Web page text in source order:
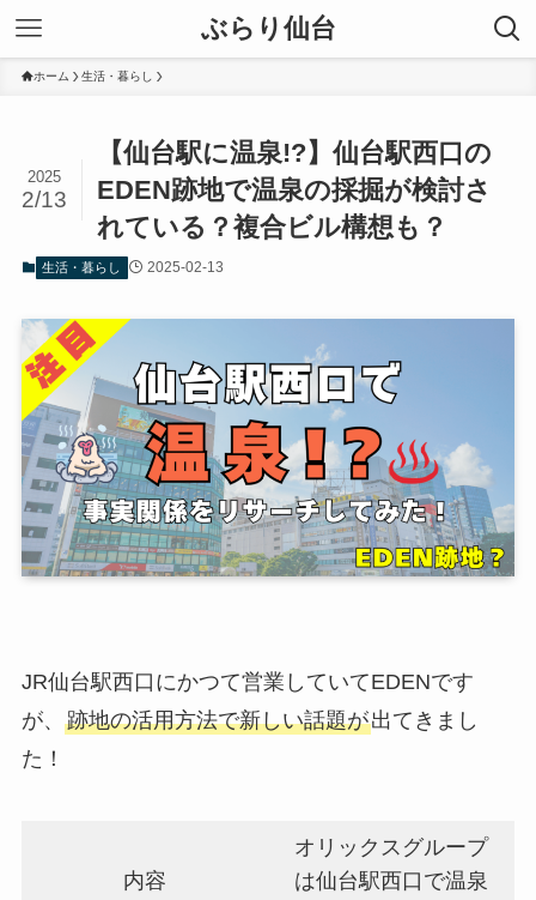
ぶらり仙台
ホーム 生活・暮らし
【仙台駅に温泉!?】仙台駅西口の
EDEN跡地で温泉の採掘が検討さ
れている？複合ビル構想も？
2025
2/13
生活・暮らし 2025-02-13
JR仙台駅西口にかつて営業していてEDENです
が、 跡地の活用方法で新しい話題が出てきまし
た！
内容
オリックスグループ
は仙台駅西口で温泉